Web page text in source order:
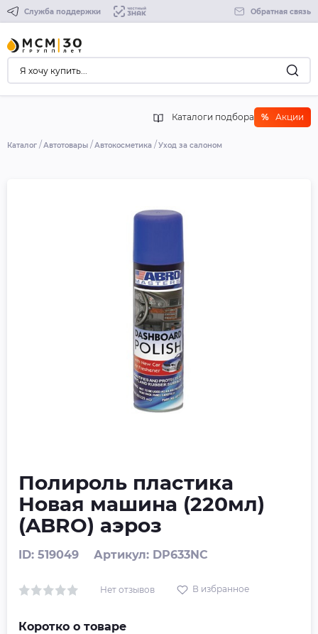
Служба поддержки Обратная связь
Каталоги подбора % Акции
Каталог Автотовары Автокосметика Уход за салоном
Полироль пластика
Новая машина (220мл)
(ABRO) аэроз
ID: 519049 Артикул: DP633NC
Нет отзывов В избранное
Коротко о товаре